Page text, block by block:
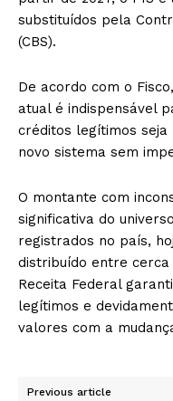
substituídos pela
(CBS).
De acordo com o
atual é indispensável
créditos legítimos
novo sistema sem
O montante com
significativa do
registrados no país,
distribuído entre cerca
Receita Federal
legítimos e
valores com a
Previous article